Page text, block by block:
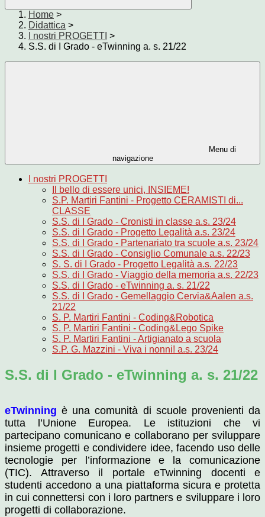
Home >
Didattica >
I nostri PROGETTI >
S.S. di I Grado - eTwinning a. s. 21/22
Menu di
navigazione
I nostri PROGETTI
Il bello di essere unici, INSIEME!
S.P. Martiri Fantini - Progetto CERAMISTI di...
CLASSE
S.S. di I Grado - Cronisti in classe a.s. 23/24
S.S. di I Grado - Progetto Legalità a.s. 23/24
S.S. di I Grado - Partenariato tra scuole a.s. 23/24
S.S. di I Grado - Consiglio Comunale a.s. 22/23
S. S. di I Grado - Progetto Legalità a.s. 22/23
S.S. di I Grado - Viaggio della memoria a.s. 22/23
S.S. di I Grado - eTwinning a. s. 21/22
S.S. di I Grado - Gemellaggio Cervia&Aalen a.s.
21/22
S. P. Martiri Fantini - Coding&Robotica
S. P. Martiri Fantini - Coding&Lego Spike
S. P. Martiri Fantini - Artigianato a scuola
S.P. G. Mazzini - Viva i nonni! a.s. 23/24
S.S. di I Grado - eTwinning a. s. 21/22
eTwinning è una comunità di scuole provenienti da
tutta l’Unione Europea. Le istituzioni che vi
partecipano comunicano e collaborano per sviluppare
insieme progetti e condividere idee, facendo uso delle
tecnologie per l’informazione e la comunicazione
(TIC). Attraverso il portale eTwinning docenti e
studenti accedono a una piattaforma sicura e protetta
in cui connettersi con i loro partners e sviluppare i loro
progetti di collaborazione.